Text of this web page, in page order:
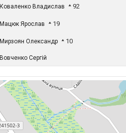
Коваленко Владислав 92
Мацюк Ярослав 19
Мирзоян Олександр 10
Вовченко Сергій